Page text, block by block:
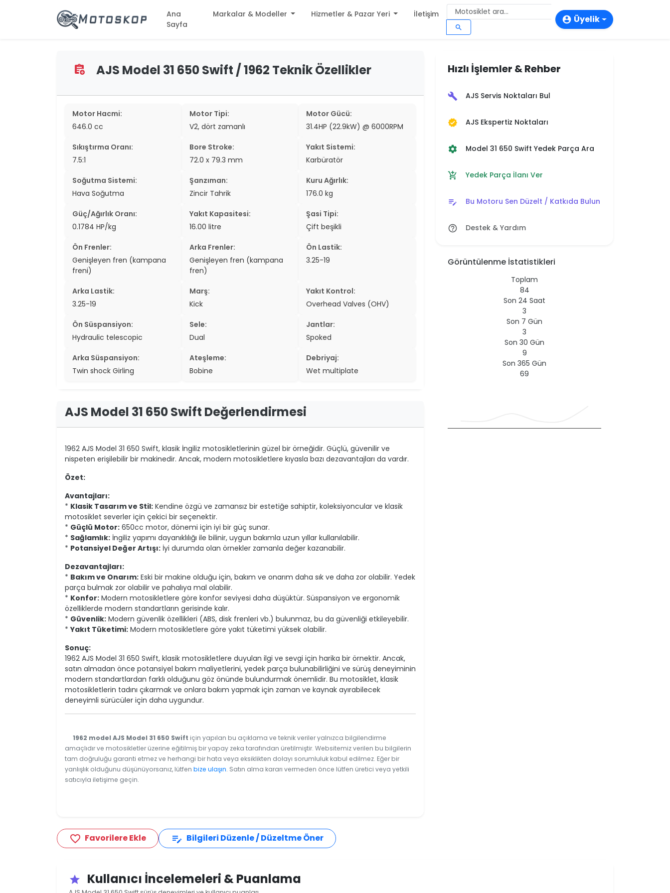
Ana
Sayfa
Markalar & Modeller
two_wheeler
two_wheeler
two_wheeler
two_wheeler
two_wheeler
Hizmetler & Pazar Yeri
settings
İletişim
search
account_circle Üyelik
assignment_add AJS Model 31 650 Swift / 1962 Teknik Özellikler
Motor Hacmi:
646.0 cc
Motor Tipi:
V2, dört zamanlı
Motor Gücü:
31.4HP (22.9kW) @ 6000RPM
Sıkıştırma Oranı:
7.5:1
Bore Stroke:
72.0 x 79.3 mm
Yakıt Sistemi:
Karbüratör
Soğutma Sistemi:
Hava Soğutma
Şanzıman:
Zincir Tahrik
Kuru Ağırlık:
176.0 kg
Güç/Ağırlık Oranı:
0.1784 HP/kg
Yakıt Kapasitesi:
16.00 litre
Şasi Tipi:
Çift beşikli
Ön Frenler:
Genişleyen fren (kampana
freni)
Arka Frenler:
Genişleyen fren (kampana
fren)
Ön Lastik:
3.25-19
Arka Lastik:
3.25-19
Marş:
Kick
Yakıt Kontrol:
Overhead Valves (OHV)
Ön Süspansiyon:
Hydraulic telescopic
Sele:
Dual
Jantlar:
Spoked
Arka Süspansiyon:
Twin shock Girling
Ateşleme:
Bobine
Debriyaj:
Wet multiplate
AJS Model 31 650 Swift Değerlendirmesi
1962 AJS Model 31 650 Swift, klasik İngiliz motosikletlerinin güzel bir örneğidir. Güçlü, güvenilir ve
nispeten erişilebilir bir makinedir. Ancak, modern motosikletlere kıyasla bazı dezavantajları da vardır.
Özet:
Avantajları:
* Klasik Tasarım ve Stil: Kendine özgü ve zamansız bir estetiğe sahiptir, koleksiyoncular ve klasik
motosiklet severler için çekici bir seçenektir.
* Güçlü Motor: 650cc motor, dönemi için iyi bir güç sunar.
* Sağlamlık: İngiliz yapımı dayanıklılığı ile bilinir, uygun bakımla uzun yıllar kullanılabilir.
* Potansiyel Değer Artışı: İyi durumda olan örnekler zamanla değer kazanabilir.
Dezavantajları:
* Bakım ve Onarım: Eski bir makine olduğu için, bakım ve onarım daha sık ve daha zor olabilir. Yedek
parça bulmak zor olabilir ve pahalıya mal olabilir.
* Konfor: Modern motosikletlere göre konfor seviyesi daha düşüktür. Süspansiyon ve ergonomik
özelliklerde modern standartların gerisinde kalır.
* Güvenlik: Modern güvenlik özellikleri (ABS, disk frenleri vb.) bulunmaz, bu da güvenliği etkileyebilir.
*Yakıt Tüketimi: Modern motosikletlere göre yakıt tüketimi yüksek olabilir.
Sonuç:
1962 AJS Model 31 650 Swift, klasik motosikletlere duyulan ilgi ve sevgi için harika bir örnektir. Ancak,
satın almadan önce potansiyel bakım maliyetlerini, yedek parça bulunabilirliğini ve sürüş deneyiminin
modern standartlardan farklı olduğunu göz önünde bulundurmak önemlidir. Bu motosiklet, klasik
motosikletlerin tadını çıkarmak ve onlara bakım yapmak için zaman ve kaynak ayırabilecek
deneyimli sürücüler için daha uygundur.
1962 model AJS Model 31 650 Swift için yapılan bu açıklama ve teknik veriler yalnızca bilgilendirme
amaçlıdır ve motosikletler üzerine eğitilmiş bir yapay zeka tarafından üretilmiştir. Websitemiz verilen bu bilgilerin
tam doğruluğu garanti etmez ve herhangi bir hata veya eksiklikten dolayı sorumluluk kabul edilmez. Eğer bir
yanlışlık olduğunu düşünüyorsanız, lütfen bize ulaşın. Satın alma kararı vermeden önce lütfen üretici veya yetkili
satıcıyla iletişime geçin.
Hızlı İşlemler & Rehber
build AJS Servis Noktaları Bul
verified AJS Ekspertiz Noktaları
settings Model 31 650 Swift Yedek Parça Ara
add_shopping_cart Yedek Parça İlanı Ver
edit_note Bu Motoru Sen Düzelt / Katkıda Bulun
help_outline Destek & Yardım
Görüntülenme İstatistikleri
Toplam
84
Son 24 Saat
3
Son 7 Gün
3
Son 30 Gün
9
Son 365 Gün
69
favorite_border Favorilere Ekle edit_note Bilgileri Düzenle / Düzeltme Öner
star Kullanıcı İncelemeleri & Puanlama